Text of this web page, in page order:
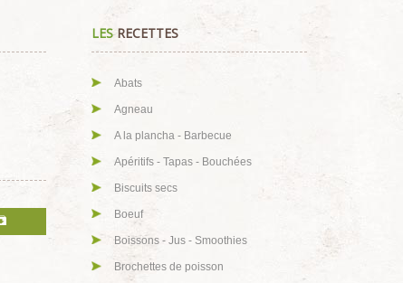
LESRECETTES
Abats
Agneau
A la plancha - Barbecue
Apéritifs - Tapas - Bouchées
Biscuits secs
Boeuf
Boissons - Jus - Smoothies
Brochettes de poisson